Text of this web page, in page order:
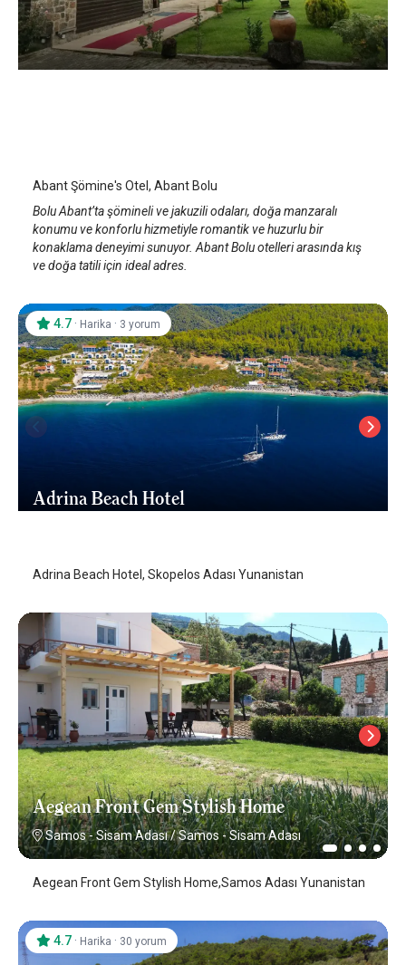
Abant Şömine's Otel, Abant Bolu
Bolu Abant’ta şömineli ve jakuzili odaları, doğa manzaralı
konumu ve konforlu hizmetiyle romantik ve huzurlu bir
konaklama deneyimi sunuyor. Abant Bolu otelleri arasında kış
ve doğa tatili için ideal adres.
Adrina Beach Hotel
4.7 · Harika · 3 yorum
Adrina Beach Hotel, Skopelos Adası Yunanistan
Aegean Front Gem Stylish Home
Samos - Sisam Adası/Samos - Sisam Adası
Aegean Front Gem Stylish Home,Samos Adası Yunanistan
4.7 · Harika · 30 yorum